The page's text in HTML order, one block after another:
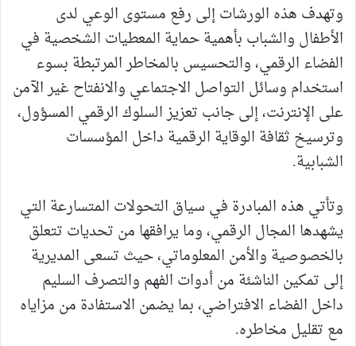
وتهدف هذه الورشات إلى رفع مستوى الوعي لدى
الأطفال والشباب بأهمية حماية المعطيات الشخصية في
الفضاء الرقمي، والتحسيس بالمخاطر المرتبطة بسوء
استخدام وسائل التواصل الاجتماعي والانفتاح غير الآمن
على الإنترنت، إلى جانب تعزيز السلوك الرقمي المسؤول،
وترسيخ ثقافة الوقاية الرقمية داخل المؤسسات
الشبابية.
وتأتي هذه المبادرة في سياق التحولات المتسارعة التي
يشهدها المجال الرقمي، وما يرافقها من تحديات تتعلق
بالخصوصية والأمن المعلوماتي، حيث تسعى المديرية
إلى تمكين الناشئة من أدوات الفهم والتصرف السليم
داخل الفضاء الافتراضي، بما يضمن الاستفادة من مزاياه
مع تقليل مخاطره.